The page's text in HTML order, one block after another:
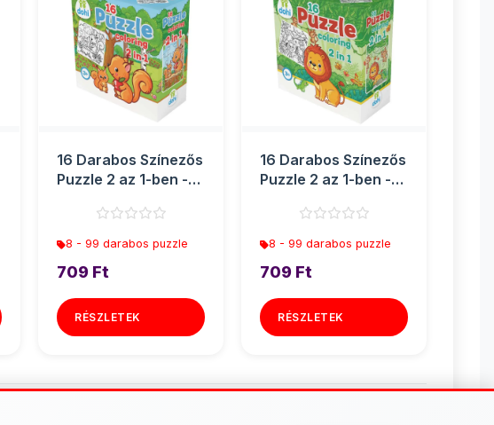
16 Darabos Színezős
Puzzle 2 az 1-ben -
8 - 99 darabos puzzle
709 Ft
RÉSZLETEK
16 Darabos Színezős
Puzzle 2 az 1-ben -
8 - 99 darabos puzzle
709 Ft
RÉSZLETEK